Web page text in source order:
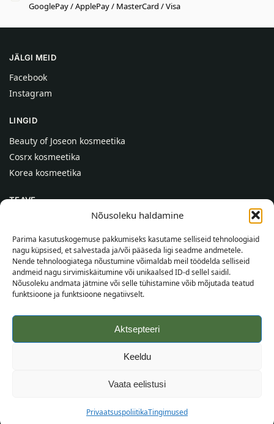
Nõusoleku haldamine
Parima kasutuskogemuse pakkumiseks kasutame selliseid tehnoloogiaid
nagu küpsised, et salvestada ja/või pääseda ligi seadme andmetele.
Nende tehnoloogiatega nõustumine võimaldab meil töödelda selliseid
andmeid nagu sirvimiskäitumine või unikaalsed ID-d sellel saidil.
Nõusoleku andmata jätmine või selle tühistamine võib mõjutada teatud
funktsioone ja funktsioone negatiivselt.
Aktsepteeri
Keeldu
Vaata eelistusi
PrivaatsuspoliitikaTingimused
GooglePay / ApplePay / MasterCard / Visa
JÄLGI MEID
Facebook
Instagram
LINGID
Beauty of Joseon kosmeetika
Cosrx kosmeetika
Korea kosmeetika
TEAVE
Kontaktid
Abi
TEAVE OSTJALE
Tarnetingimused
Tingimused
Veebikaart